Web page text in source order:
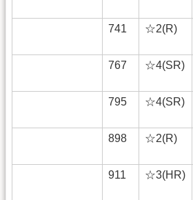
741
☆2(R)
767
☆4(SR)
795
☆4(SR)
898
☆2(R)
911
☆3(HR)